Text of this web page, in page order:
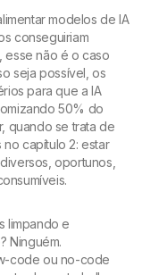
modelos de IA
conseguiriam
esse não é o caso
seja possível, os
para que a IA
50% do
quando se trata de
capítulo 2: estar
oportunos,
limpando e
Ninguém.
code ou no-code